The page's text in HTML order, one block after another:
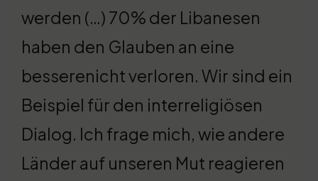
werden (…) 70% der Libanesen
haben den Glauben an eine
besserenicht verloren. Wir sind ein
Beispiel für den interreligiösen
Dialog. Ich frage mich, wie andere
Länder auf unseren Mut reagieren